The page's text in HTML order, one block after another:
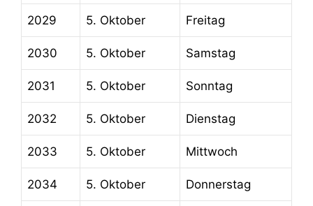
2029 5. Oktober Freitag
2030 5. Oktober Samstag
2031 5. Oktober Sonntag
2032 5. Oktober Dienstag
2033 5. Oktober Mittwoch
2034 5. Oktober Donnerstag